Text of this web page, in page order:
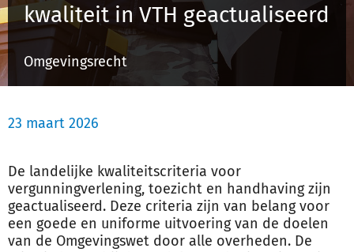
Inloggen
kwaliteit in VTH geactualiseerd
Omgevingsrecht
23 maart 2026
De landelijke kwaliteitscriteria voor
vergunningverlening, toezicht en handhaving zijn
geactualiseerd. Deze criteria zijn van belang voor
een goede en uniforme uitvoering van de doelen
van de Omgevingswet door alle overheden. De